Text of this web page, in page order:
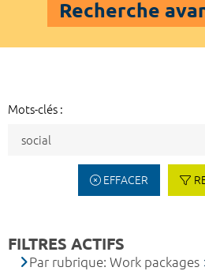
Recherche
Mots-clés :
EFFACER
FILTRES ACTIFS
Par rubrique: Work packages